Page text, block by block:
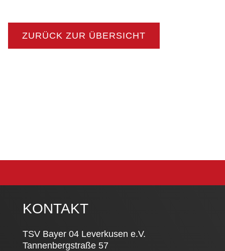
ZURÜCK ZUR ÜBERSICHT
KONTAKT
TSV Bayer 04 Leverkusen e.V.
Tannenbergstraße 57